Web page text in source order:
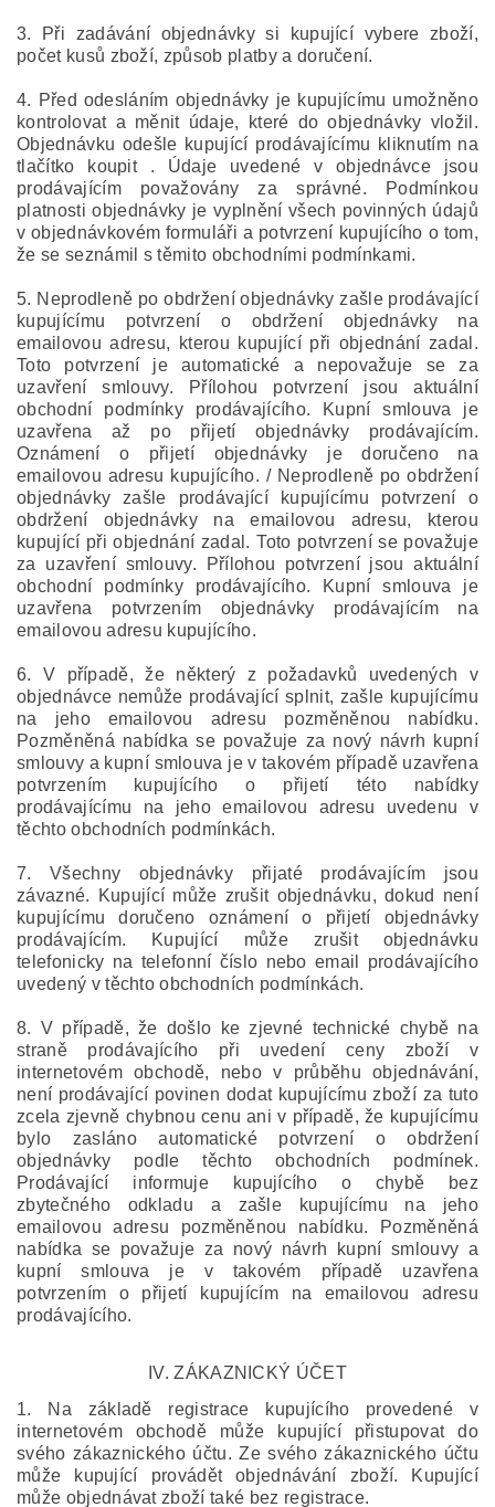
3. Při zadávání objednávky si kupující vybere zboží,
počet kusů zboží, způsob platby a doručení.
4. Před odesláním objednávky je kupujícímu umožněno
kontrolovat a měnit údaje, které do objednávky vložil.
Objednávku odešle kupující prodávajícímu kliknutím na
tlačítko koupit . Údaje uvedené v objednávce jsou
prodávajícím považovány za správné. Podmínkou
platnosti objednávky je vyplnění všech povinných údajů
v objednávkovém formuláři a potvrzení kupujícího o tom,
že se seznámil s těmito obchodními podmínkami.
5. Neprodleně po obdržení objednávky zašle prodávající
kupujícímu potvrzení o obdržení objednávky na
emailovou adresu, kterou kupující při objednání zadal.
Toto potvrzení je automatické a nepovažuje se za
uzavření smlouvy. Přílohou potvrzení jsou aktuální
obchodní podmínky prodávajícího. Kupní smlouva je
uzavřena až po přijetí objednávky prodávajícím.
Oznámení o přijetí objednávky je doručeno na
emailovou adresu kupujícího. / Neprodleně po obdržení
objednávky zašle prodávající kupujícímu potvrzení o
obdržení objednávky na emailovou adresu, kterou
kupující při objednání zadal. Toto potvrzení se považuje
za uzavření smlouvy. Přílohou potvrzení jsou aktuální
obchodní podmínky prodávajícího. Kupní smlouva je
uzavřena potvrzením objednávky prodávajícím na
emailovou adresu kupujícího.
6. V případě, že některý z požadavků uvedených v
objednávce nemůže prodávající splnit, zašle kupujícímu
na jeho emailovou adresu pozměněnou nabídku.
Pozměněná nabídka se považuje za nový návrh kupní
smlouvy a kupní smlouva je v takovém případě uzavřena
potvrzením kupujícího o přijetí této nabídky
prodávajícímu na jeho emailovou adresu uvedenu v
těchto obchodních podmínkách.
7. Všechny objednávky přijaté prodávajícím jsou
závazné. Kupující může zrušit objednávku, dokud není
kupujícímu doručeno oznámení o přijetí objednávky
prodávajícím. Kupující může zrušit objednávku
telefonicky na telefonní číslo nebo email prodávajícího
uvedený v těchto obchodních podmínkách.
8. V případě, že došlo ke zjevné technické chybě na
straně prodávajícího při uvedení ceny zboží v
internetovém obchodě, nebo v průběhu objednávání,
není prodávající povinen dodat kupujícímu zboží za tuto
zcela zjevně chybnou cenu ani v případě, že kupujícímu
bylo zasláno automatické potvrzení o obdržení
objednávky podle těchto obchodních podmínek.
Prodávající informuje kupujícího o chybě bez
zbytečného odkladu a zašle kupujícímu na jeho
emailovou adresu pozměněnou nabídku. Pozměněná
nabídka se považuje za nový návrh kupní smlouvy a
kupní smlouva je v takovém případě uzavřena
potvrzením o přijetí kupujícím na emailovou adresu
prodávajícího.
IV.ZÁKAZNICKÝ ÚČET
1. Na základě registrace kupujícího provedené v
internetovém obchodě může kupující přistupovat do
svého zákaznického účtu. Ze svého zákaznického účtu
může kupující provádět objednávání zboží. Kupující
může objednávat zboží také bez registrace.